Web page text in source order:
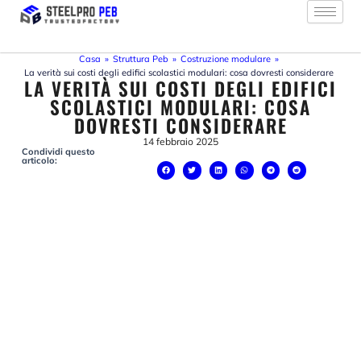
contenuto
Casa » Struttura Peb » Costruzione modulare »
La verità sui costi degli edifici scolastici modulari: cosa dovresti considerare
LA VERITÀ SUI COSTI DEGLI EDIFICI
SCOLASTICI MODULARI: COSA
DOVRESTI CONSIDERARE
14 febbraio 2025
Condividi questo
articolo: